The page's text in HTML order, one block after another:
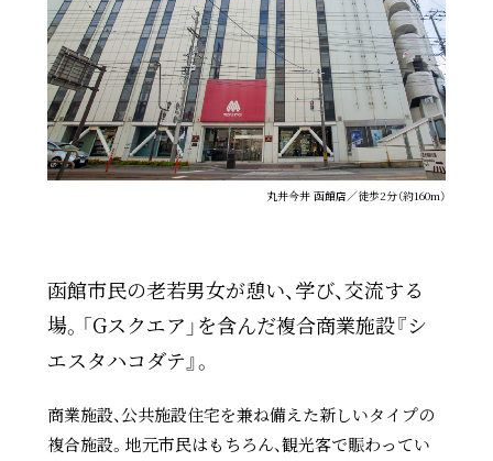
丸井今井 函館店／徒歩2分（約160m）
函館市民の老若男女が憩い、学び、交流する
場。「Gスクエア」を含んだ複合商業施設『シ
エスタハコダテ』。
商業施設、公共施設住宅を兼ね備えた新しいタイプの
複合施設。地元市民はもちろん、観光客で賑わってい